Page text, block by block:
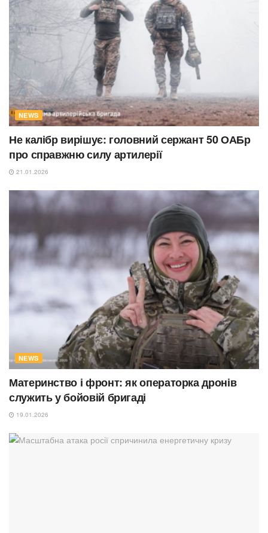
NEWS
Не калібр вирішує: головний сержант 50 ОАБр
про справжню силу артилерії
21.01.2026
NEWS
Материнство і фронт: як операторка дронів
служить у бойовій бригаді
19.01.2026